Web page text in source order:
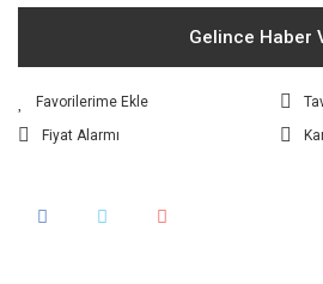
Gelince Haber
Fiyat Alarmı